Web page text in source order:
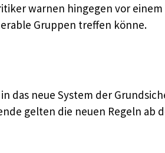
warnen hingegen vor
Gruppen treffen könne.
das neue System der
gelten die neuen Regeln ab